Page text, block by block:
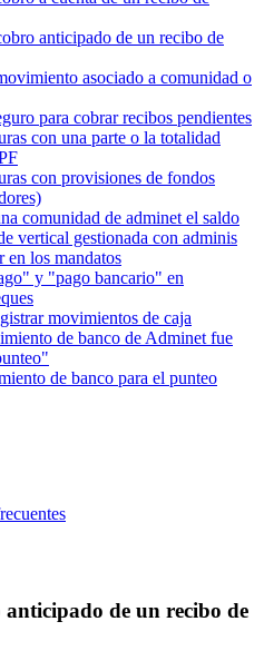
anticipado de un recibo de
asociado a comunidad o
para cobrar recibos pendientes
con una parte o la totalidad
con provisiones de fondos
comunidad de adminet el saldo
vertical gestionada con adminis
en los mandatos
y "pago bancario" en
movimientos de caja
de banco de Adminet fue
de banco para el punteo
de un recibo de